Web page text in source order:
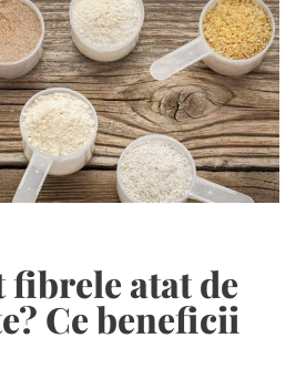
fibrele atat de
Ce beneficii